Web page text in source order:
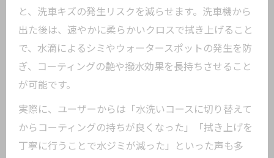
と、洗車キズの発生リスクを減らせます。洗車機から
出た後は、速やかに柔らかいクロスで拭き上げること
で、水滴によるシミやウォータースポットの発生を防
ぎ、コーティングの艶や撥水効果を長持ちさせること
が可能です。
実際に、ユーザーからは「水洗いコースに切り替えて
からコーティングの持ちが良くなった」「拭き上げを
丁寧に行うことで水ジミが減った」といった声も多